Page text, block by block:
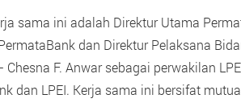
sama ini adalah Direktur Utama
dan Direktur Pelaksana
F. Anwar sebagai perwakilan
dan LPEI. Kerja sama ini bersifat